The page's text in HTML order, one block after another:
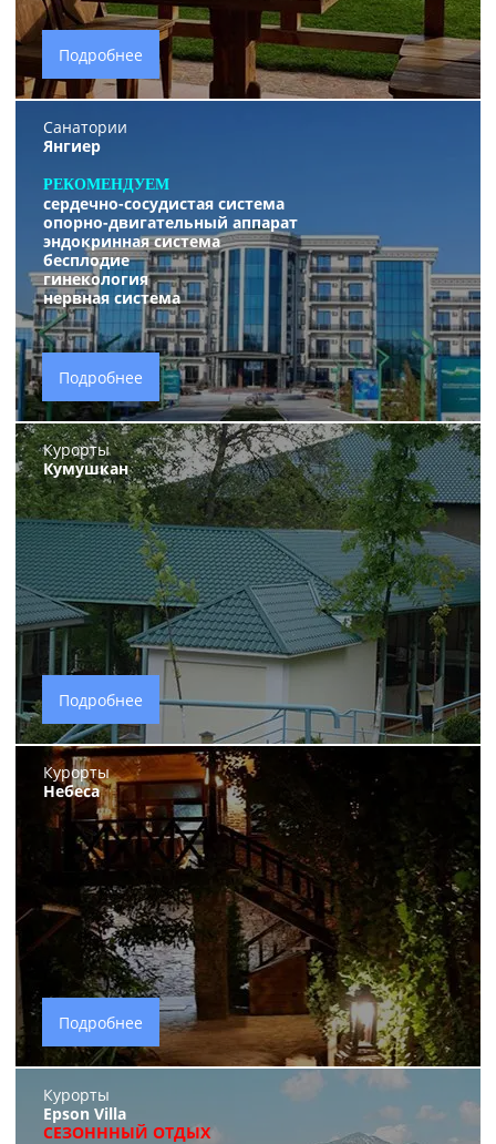
Подробнее
Санатории
Янгиер
РЕКОМЕНДУЕМ
сердечно-сосудистая система
опорно-двигательный аппарат
эндокринная система
бесплодие
гинекология
нервная система
Подробнее
Курорты
Кумушкан
Подробнее
Курорты
Небеса
Подробнее
Курорты
Epson Villa
СЕЗОНННЫЙ ОТДЫХ